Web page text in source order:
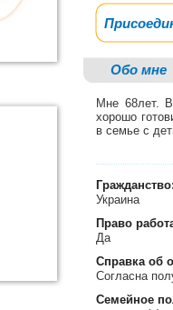
Обо мне
Мне 68лет.
хорошо
в семье с
Гражданство:
Украина
Право
Да
Справка об
Согласна
Семейное